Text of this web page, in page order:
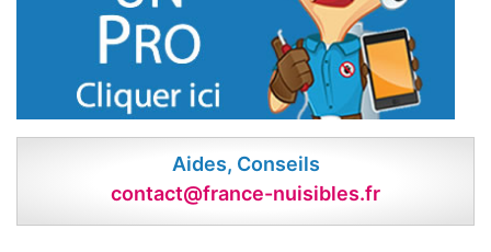
Aides, Conseils
contact@france-nuisibles.fr